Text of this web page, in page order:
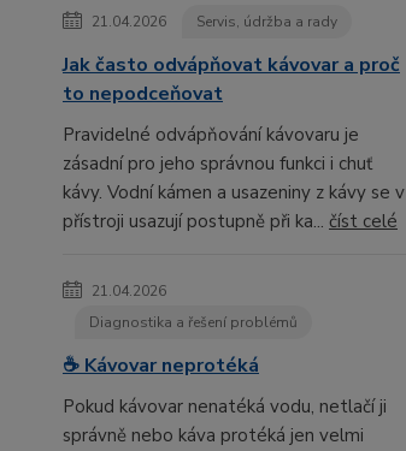
21.04.2026 Servis, údržba a rady
Jak často odvápňovat kávovar a proč
to nepodceňovat
Pravidelné odvápňování kávovaru je
zásadní pro jeho správnou funkci i chuť
kávy. Vodní kámen a usazeniny z kávy se v
přístroji usazují postupně při ka... číst celé
21.04.2026
Diagnostika a řešení problémů
☕ Kávovar neprotéká
Pokud kávovar nenatéká vodu, netlačí ji
správně nebo káva protéká jen velmi